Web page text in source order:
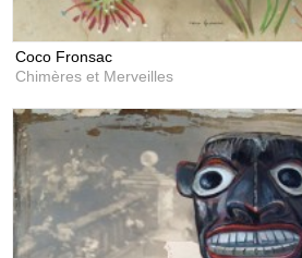
Coco Fronsac
Chimères et Merveilles